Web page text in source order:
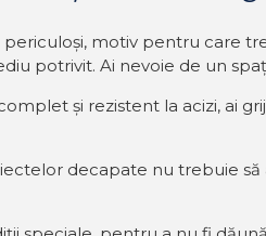
motiv pentru care
potrivit. Ai nevoie de un
și rezistent la acizi, ai
decapate nu trebuie să